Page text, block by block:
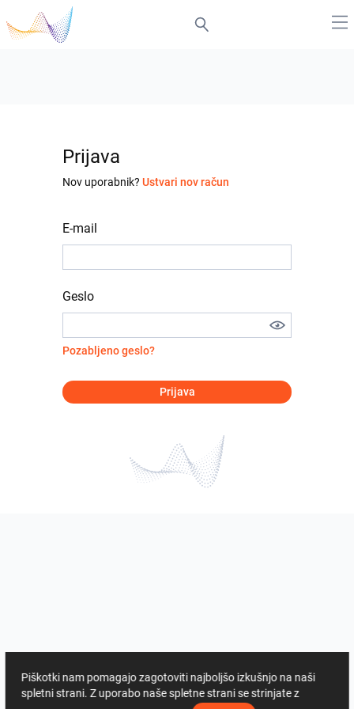
Prijava
Nov uporabnik? Ustvari nov račun
E-mail
Geslo
Pozabljeno geslo?
Prijava
Piškotki nam pomagajo zagotoviti najboljšo izkušnjo na naši
spletni strani. Z uporabo naše spletne strani se strinjate z